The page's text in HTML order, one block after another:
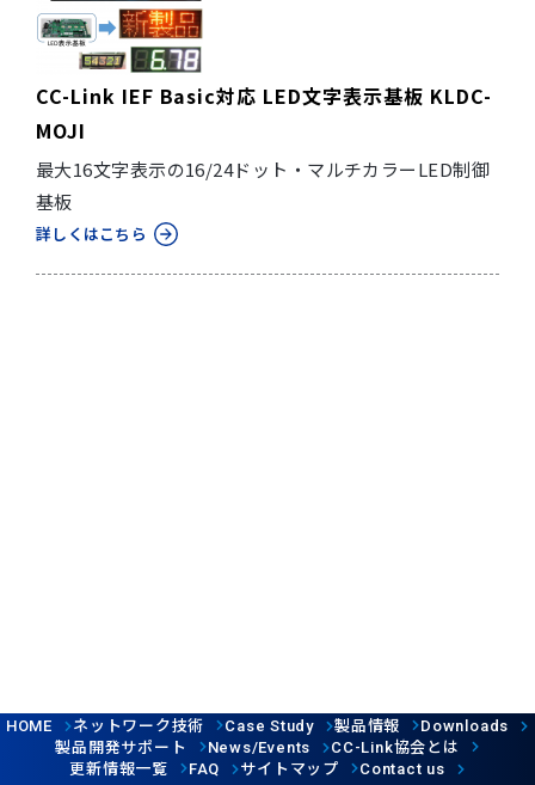
CC-Link IEF Basic対応 LED文字表示基板 KLDC-
MOJI
最大16文字表示の16/24ドット・マルチカラーLED制御
基板
詳しくはこちら
HOME ネットワーク技術 Case Study 製品情報 Downloads
製品開発サポート News/Events CC-Link協会とは
更新情報一覧
FAQ サイトマップ Contact us